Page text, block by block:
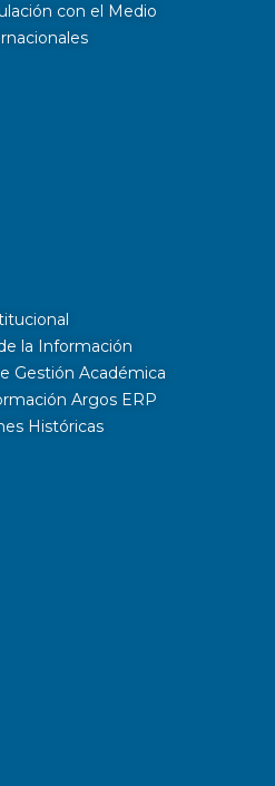
con el Medio
la Información
Gestión Académica
Argos ERP
Históricas